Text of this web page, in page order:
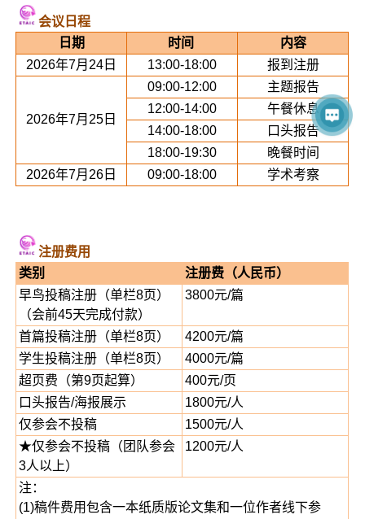
会议日程
日期
时间
内容
2026年7月24日
13:00-18:00 报到注册
2026年7月25日
09:00-12:00
主题报告
12:00-14:00
午餐休息
14:00-18:00
口头报告
18:00-19:30
晚餐时间
2026年7月26日
09:00-18:00 学术考察
注册费用
类别
注册费（人民币）
早鸟投稿注册（单栏8页）
（会前45天完成付款）
3800元/篇
首篇投稿注册（单栏8页）
4200元/篇
学生投稿注册（单栏8页）
4000元/篇
超页费（第9页起算）
400元/页
口头报告/海报展示
1800元/人
仅参会不投稿
1500元/人
★仅参会不投稿（团队参会
3人以上）
1200元/人
注：
(1)稿件费用包含一本纸质版论文集和一位作者线下参